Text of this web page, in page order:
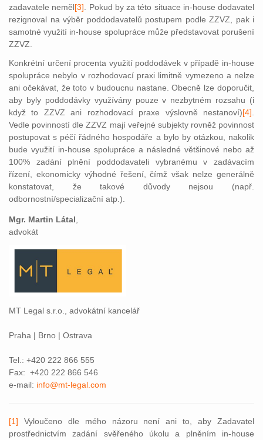
zadavatele neměl[3] . Pokud by za této situace in-house dodavatel
rezignoval na výběr poddodavatelů postupem podle ZZVZ, pak i
samotné využití in-house spolupráce může představovat porušení
ZZVZ.
Konkrétní určení procenta využití poddodávek v případě in-house
spolupráce nebylo v rozhodovací praxi limitně vymezeno a nelze
ani očekávat, že toto v budoucnu nastane. Obecně lze doporučit,
aby byly poddodávky využívány pouze v nezbytném rozsahu (i
když to ZZVZ ani rozhodovací praxe výslovně nestanoví)[4]
Vedle povinností dle ZZVZ mají veřejné subjekty rovněž povinnost
postupovat s péčí řádného hospodáře a bylo by otázkou, nakolik
bude využití in-house spolupráce a následné většinové nebo až
100% zadání plnění poddodavateli vybranému v zadávacím
řízení, ekonomicky výhodné řešení, čímž však nelze generálně
konstatovat, že takové důvody nejsou (např.
odbornostní/specializační atp.).
Mgr. Martin Látal
advokát
MT Legal s.r.o., advokátní kancelář
Praha | Brno | Ostrava
Tel.: +420 222 866 555
Fax: +420 222 866 546
e-mail: info@mt-legal.com
[1] Vyloučeno dle mého názoru není ani to, aby Zadavatel
prostřednictvím zadání svěřeného úkolu a plněním in-house